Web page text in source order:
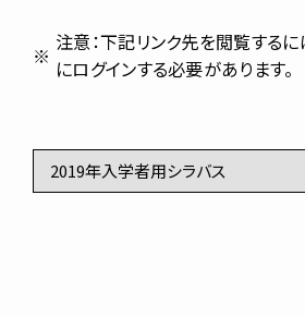
注意：下記リンク先を閲覧するに
にログインする必要があります。
2019年入学者用シラバス